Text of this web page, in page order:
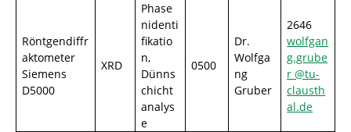
Röntgendiffr
aktometer
Siemens
D5000
XRD
Phase
nidenti
fikatio
n,
Dünns
chicht
analys
e
0500
Dr.
Wolfga
ng
Gruber
2646
wolfgan
g.grube
r @tu-
clausth
al.de